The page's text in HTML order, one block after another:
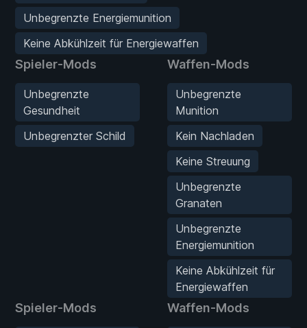
Unbegrenzte Energiemunition
Keine Abkühlzeit für Energiewaffen
Spieler-Mods
Unbegrenzte
Gesundheit
Unbegrenzter Schild
Waffen-Mods
Unbegrenzte
Munition
Kein Nachladen
Keine Streuung
Unbegrenzte
Granaten
Unbegrenzte
Energiemunition
Keine Abkühlzeit für
Energiewaffen
Spieler-Mods Waffen-Mods